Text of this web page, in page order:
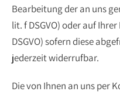
Bearbeitung der an uns
lit. f DSGVO) oder auf
DSGVO) sofern diese
jederzeit widerrufbar.
Die von Ihnen an uns per